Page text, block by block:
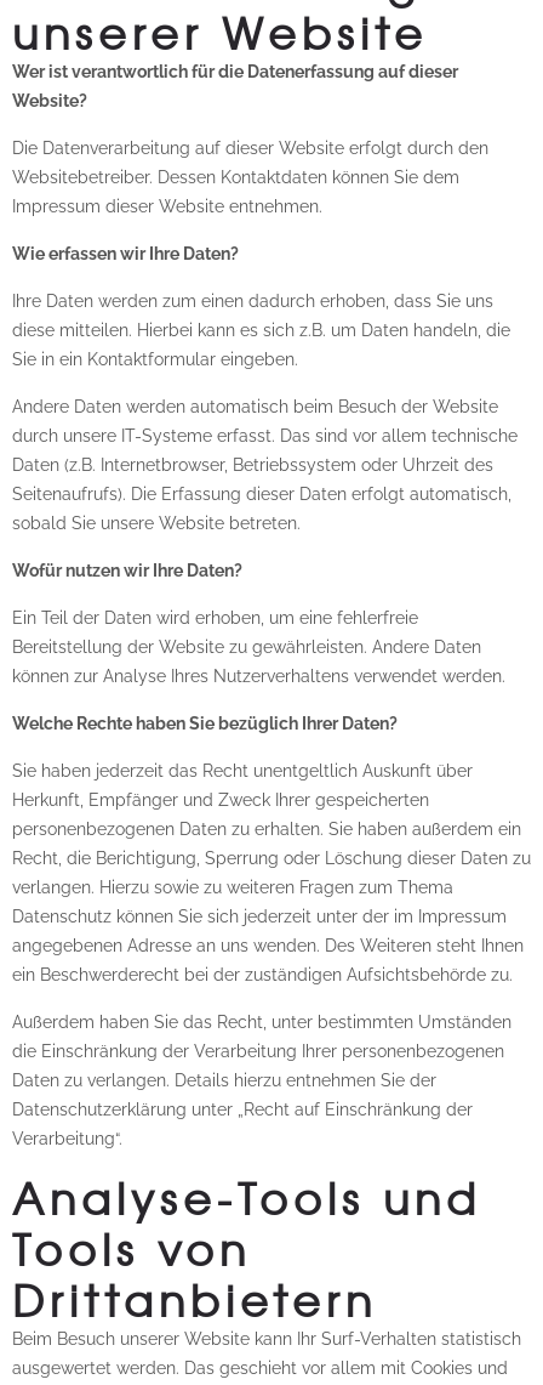
unserer Website
Wer ist verantwortlich für die Datenerfassung auf dieser
Website?
Die Datenverarbeitung auf dieser Website erfolgt durch den
Websitebetreiber. Dessen Kontaktdaten können Sie dem
Impressum dieser Website entnehmen.
Wie erfassen wir Ihre Daten?
Ihre Daten werden zum einen dadurch erhoben, dass Sie uns
diese mitteilen. Hierbei kann es sich z.B. um Daten handeln, die
Sie in ein Kontaktformular eingeben.
Andere Daten werden automatisch beim Besuch der Website
durch unsere IT-Systeme erfasst. Das sind vor allem technische
Daten (z.B. Internetbrowser, Betriebssystem oder Uhrzeit des
Seitenaufrufs). Die Erfassung dieser Daten erfolgt automatisch,
sobald Sie unsere Website betreten.
Wofür nutzen wir Ihre Daten?
Ein Teil der Daten wird erhoben, um eine fehlerfreie
Bereitstellung der Website zu gewährleisten. Andere Daten
können zur Analyse Ihres Nutzerverhaltens verwendet werden.
Welche Rechte haben Sie bezüglich Ihrer Daten?
Sie haben jederzeit das Recht unentgeltlich Auskunft über
Herkunft, Empfänger und Zweck Ihrer gespeicherten
personenbezogenen Daten zu erhalten. Sie haben außerdem ein
Recht, die Berichtigung, Sperrung oder Löschung dieser Daten zu
verlangen. Hierzu sowie zu weiteren Fragen zum Thema
Datenschutz können Sie sich jederzeit unter der im Impressum
angegebenen Adresse an uns wenden. Des Weiteren steht Ihnen
ein Beschwerderecht bei der zuständigen Aufsichtsbehörde zu.
Außerdem haben Sie das Recht, unter bestimmten Umständen
die Einschränkung der Verarbeitung Ihrer personenbezogenen
Daten zu verlangen. Details hierzu entnehmen Sie der
Datenschutzerklärung unter „Recht auf Einschränkung der
Verarbeitung“.
Analyse-Tools und
Tools von
Drittanbietern
Beim Besuch unserer Website kann Ihr Surf-Verhalten statistisch
ausgewertet werden. Das geschieht vor allem mit Cookies und